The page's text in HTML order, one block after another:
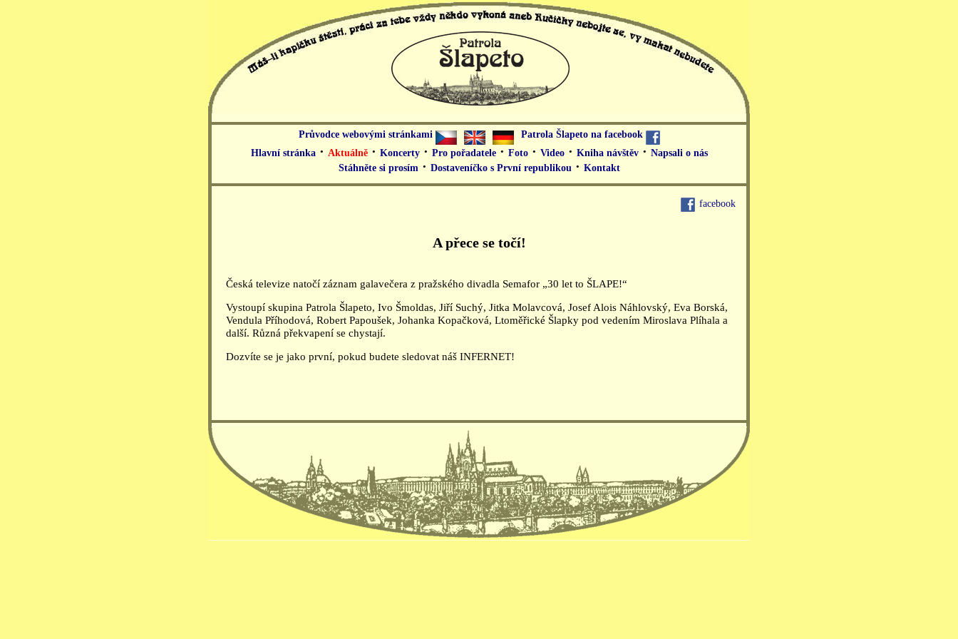
Průvodce webovými stránkami
Patrola Šlapeto na facebook
Hlavní stránka· Aktuálně· Koncerty· Pro pořadatele· Foto· Video· Kniha návštěv· Napsali o nás
Stáhněte si prosím · Dostaveníčko s První republikou · Kontakt
facebook
A přece se točí!
Česká televize natočí záznam galavečera z pražského divadla Semafor „30 let to ŠLAPE!“
Vystoupí skupina Patrola Šlapeto, Ivo Šmoldas, Jiří Suchý, Jitka Molavcová, Josef Alois Náhlovský, Eva Borská,
Vendula Příhodová, Robert Papoušek, Johanka Kopačková, Ltoměřické Šlapky pod vedením Miroslava Plíhala a
další. Různá překvapení se chystají.
Dozvíte se je jako první, pokud budete sledovat náš INFERNET!